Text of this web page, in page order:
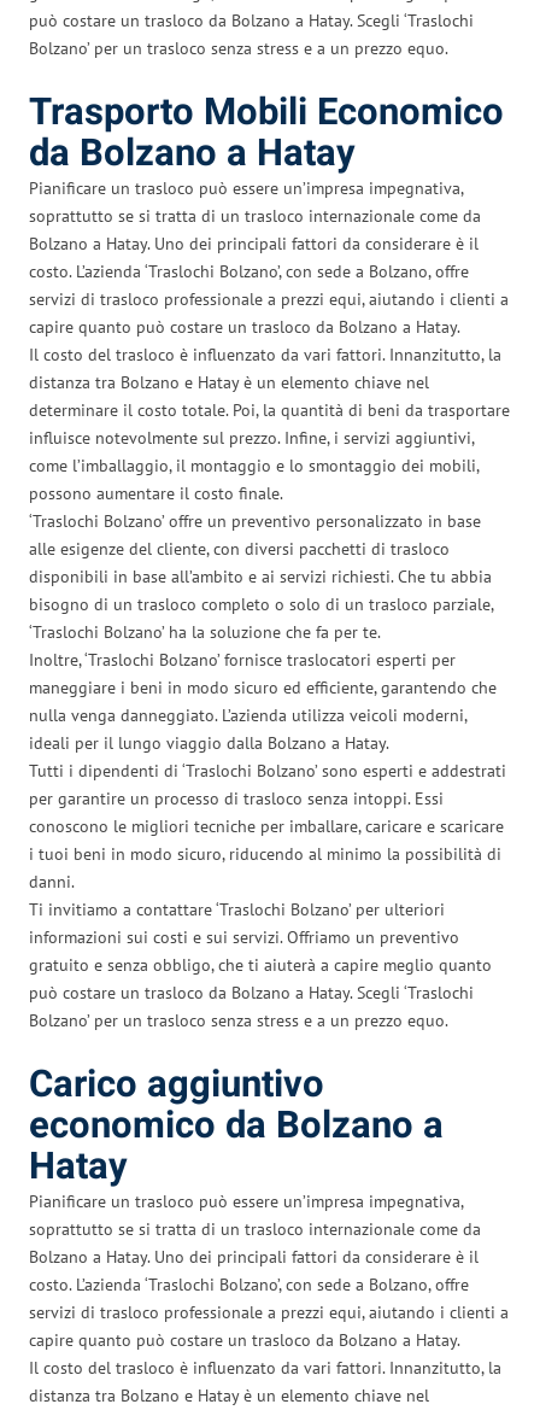
può costare un trasloco da Bolzano a Hatay. Scegli ‘Traslochi
Bolzano’ per un trasloco senza stress e a un prezzo equo.
Trasporto Mobili Economico
da Bolzano a Hatay
Pianificare un trasloco può essere un’impresa impegnativa,
soprattutto se si tratta di un trasloco internazionale come da
Bolzano a Hatay. Uno dei principali fattori da considerare è il
costo. L’azienda ‘Traslochi Bolzano’, con sede a Bolzano, offre
servizi di trasloco professionale a prezzi equi, aiutando i clienti a
capire quanto può costare un trasloco da Bolzano a Hatay.
Il costo del trasloco è influenzato da vari fattori. Innanzitutto, la
distanza tra Bolzano e Hatay è un elemento chiave nel
determinare il costo totale. Poi, la quantità di beni da trasportare
influisce notevolmente sul prezzo. Infine, i servizi aggiuntivi,
come l’imballaggio, il montaggio e lo smontaggio dei mobili,
possono aumentare il costo finale.
‘Traslochi Bolzano’ offre un preventivo personalizzato in base
alle esigenze del cliente, con diversi pacchetti di trasloco
disponibili in base all’ambito e ai servizi richiesti. Che tu abbia
bisogno di un trasloco completo o solo di un trasloco parziale,
‘Traslochi Bolzano’ ha la soluzione che fa per te.
Inoltre, ‘Traslochi Bolzano’ fornisce traslocatori esperti per
maneggiare i beni in modo sicuro ed efficiente, garantendo che
nulla venga danneggiato. L’azienda utilizza veicoli moderni,
ideali per il lungo viaggio dalla Bolzano a Hatay.
Tutti i dipendenti di ‘Traslochi Bolzano’ sono esperti e addestrati
per garantire un processo di trasloco senza intoppi. Essi
conoscono le migliori tecniche per imballare, caricare e scaricare
i tuoi beni in modo sicuro, riducendo al minimo la possibilità di
danni.
Ti invitiamo a contattare ‘Traslochi Bolzano’ per ulteriori
informazioni sui costi e sui servizi. Offriamo un preventivo
gratuito e senza obbligo, che ti aiuterà a capire meglio quanto
può costare un trasloco da Bolzano a Hatay. Scegli ‘Traslochi
Bolzano’ per un trasloco senza stress e a un prezzo equo.
Carico aggiuntivo
economico da Bolzano a
Hatay
Pianificare un trasloco può essere un’impresa impegnativa,
soprattutto se si tratta di un trasloco internazionale come da
Bolzano a Hatay. Uno dei principali fattori da considerare è il
costo. L’azienda ‘Traslochi Bolzano’, con sede a Bolzano, offre
servizi di trasloco professionale a prezzi equi, aiutando i clienti a
capire quanto può costare un trasloco da Bolzano a Hatay.
Il costo del trasloco è influenzato da vari fattori. Innanzitutto, la
distanza tra Bolzano e Hatay è un elemento chiave nel